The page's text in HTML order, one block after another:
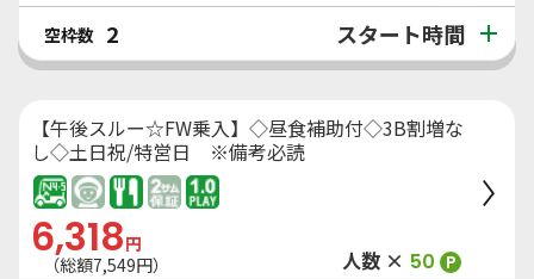
空枠数 2 スタート時間
【午後スルー☆FW乗入】◇昼食補助付◇3B割増な
し◇土日祝/特営日 ※備考必読
6,318円
（総額7,549円） 人数 × 50 P